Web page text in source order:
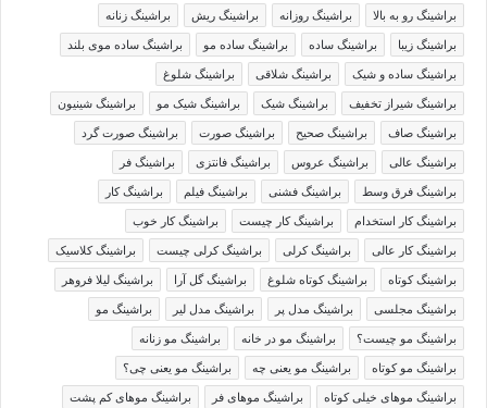
براشینگ رو به بالا براشینگ روزانه براشینگ ریش براشینگ زنانه
براشینگ زیبا براشینگ ساده براشینگ ساده مو براشینگ ساده موی بلند
براشینگ ساده و شیک براشینگ شلاقی براشینگ شلوغ
براشینگ شیراز تخفیف براشینگ شیک براشینگ شیک مو براشینگ شینیون
براشینگ صاف براشینگ صحیح براشینگ صورت براشینگ صورت گرد
براشینگ عالی براشینگ عروس براشینگ فانتزی براشینگ فر
براشینگ فرق وسط براشینگ فشنی براشینگ فیلم براشینگ کار
براشینگ کار استخدام براشینگ کار چیست براشینگ کار خوب
براشینگ کار عالی براشینگ کرلی براشینگ کرلی چیست براشینگ کلاسیک
براشینگ کوتاه براشینگ کوتاه شلوغ براشینگ گل آرا براشینگ لیلا فروهر
براشینگ مجلسی براشینگ مدل پر براشینگ مدل لیر براشینگ مو
براشینگ مو چیست؟ براشینگ مو در خانه براشینگ مو زنانه
براشینگ مو کوتاه براشینگ مو یعنی چه براشینگ مو یعنی چی؟
براشینگ موهای خیلی کوتاه براشینگ موهای فر براشینگ موهای کم پشت